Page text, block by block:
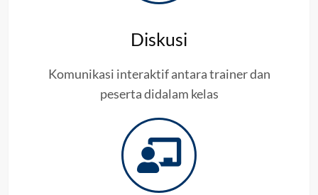
Diskusi
Komunikasi interaktif antara trainer dan
peserta didalam kelas